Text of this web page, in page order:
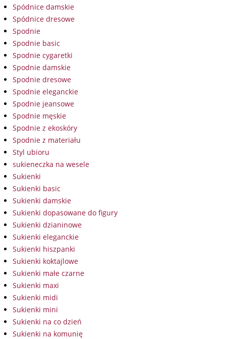
Spódnice damskie
Spódnice dresowe
Spodnie
Spodnie basic
Spodnie cygaretki
Spodnie damskie
Spodnie dresowe
Spodnie eleganckie
Spodnie jeansowe
Spodnie męskie
Spodnie z ekoskóry
Spodnie z materiału
Styl ubioru
sukieneczka na wesele
Sukienki
Sukienki basic
Sukienki damskie
Sukienki dopasowane do figury
Sukienki dzianinowe
Sukienki eleganckie
Sukienki hiszpanki
Sukienki koktajlowe
Sukienki małe czarne
Sukienki maxi
Sukienki midi
Sukienki mini
Sukienki na co dzień
Sukienki na komunię